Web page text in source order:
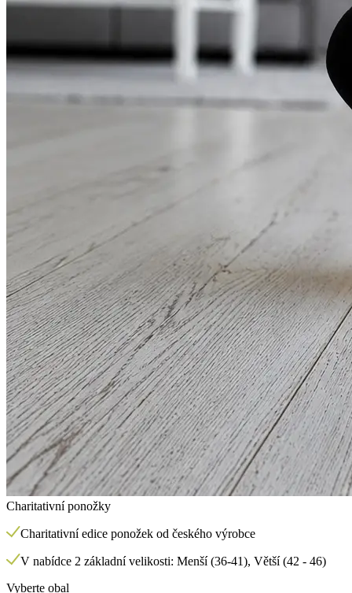
Charitativní ponožky
Charitativní edice ponožek od českého výrobce
V nabídce 2 základní velikosti: Menší (36-41), Větší (42 - 46)
Vyberte obal